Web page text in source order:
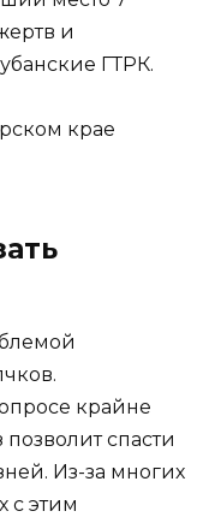
и
ГТРК.
крайне
спасти
Из-за многих
с этим